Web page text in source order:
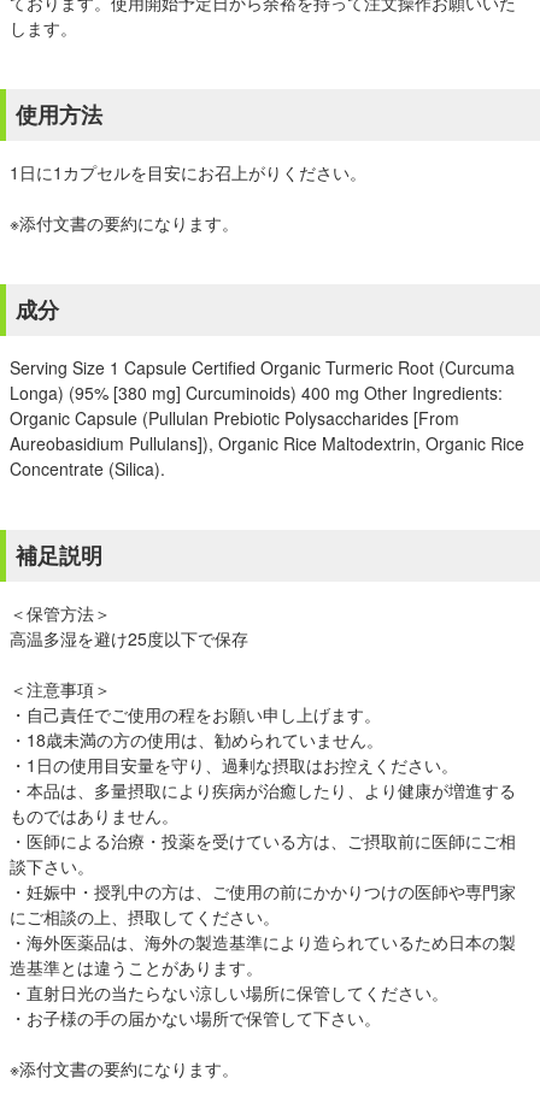
します。
使用方法
1日に1カプセルを目安にお召上がりください。
※添付文書の要約になります。
成分
Serving Size 1 Capsule Certified Organic Turmeric Root (Curcuma
Longa) (95% [380 mg] Curcuminoids) 400 mg Other Ingredients:
Organic Capsule (Pullulan Prebiotic Polysaccharides [From
Aureobasidium Pullulans]), Organic Rice Maltodextrin, Organic Rice
Concentrate (Silica).
補足説明
＜保管方法＞
高温多湿を避け25度以下で保存
＜注意事項＞
・自己責任でご使用の程をお願い申し上げます。
・18歳未満の方の使用は、勧められていません。
・1日の使用目安量を守り、過剰な摂取はお控えください。
・本品は、多量摂取により疾病が治癒したり、より健康が増進する
ものではありません。
・医師による治療・投薬を受けている方は、ご摂取前に医師にご相
談下さい。
・妊娠中・授乳中の方は、ご使用の前にかかりつけの医師や専門家
にご相談の上、摂取してください。
・海外医薬品は、海外の製造基準により造られているため日本の製
造基準とは違うことがあります。
・直射日光の当たらない涼しい場所に保管してください。
・お子様の手の届かない場所で保管して下さい。
※添付文書の要約になります。